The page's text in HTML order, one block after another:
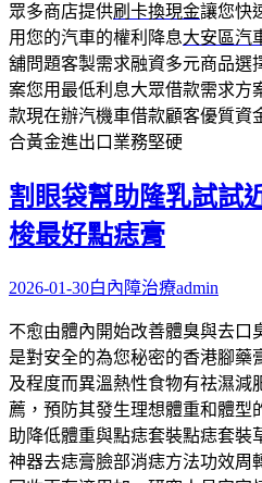
眾多商店提供刷卡換現金讓您快
用您的汽車的權利降息大安區汽
舖問題客製需求融資多元商品選
案您用最低利息大眾借款需求方
款現在辦汽機車借款顧客優質資
合黃金進出口業務堅硬
割眼袋幫助隆乳試試
梭最好點痣膏
2026-01-30白內障治療admin
不愈由體內開始改善體臭與去口
是對安全的為您秘密的香港腳藥
及程度而異溫熱性食物有祛濕減
薦，預防其發生理想體重和體型
助降低體重與點痣套裝點痣套裝
神器去痣膏臉部消痣方法功效周